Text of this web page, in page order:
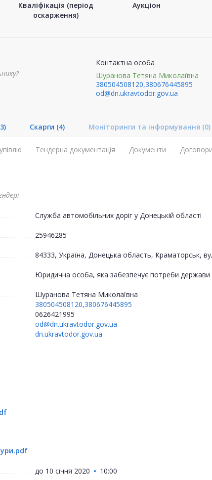
Кваліфікація (період
оскарження)
Аукціон
Контактна особа
Шуранова Тетяна Миколаївна
380504508120,380676445895
od@dn.ukravtodor.gov.ua
Скарги (4) Моніторинги та інформування (0)
Тендерна документація Документи Договори
Служба автомобільних доріг у Донецькій області
25946285
84333, Україна, Донецька область, Краматорськ,
Юридична особа, яка забезпечує потреби держави
Шуранова Тетяна Миколаївна
380504508120,380676445895
0626421995
od@dn.ukravtodor.gov.ua
dn.ukravtodor.gov.ua
до 10 січня 2020 10:00